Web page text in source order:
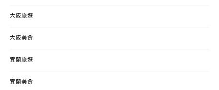
大阪旅遊
大阪美食
宜蘭旅遊
宜蘭美食